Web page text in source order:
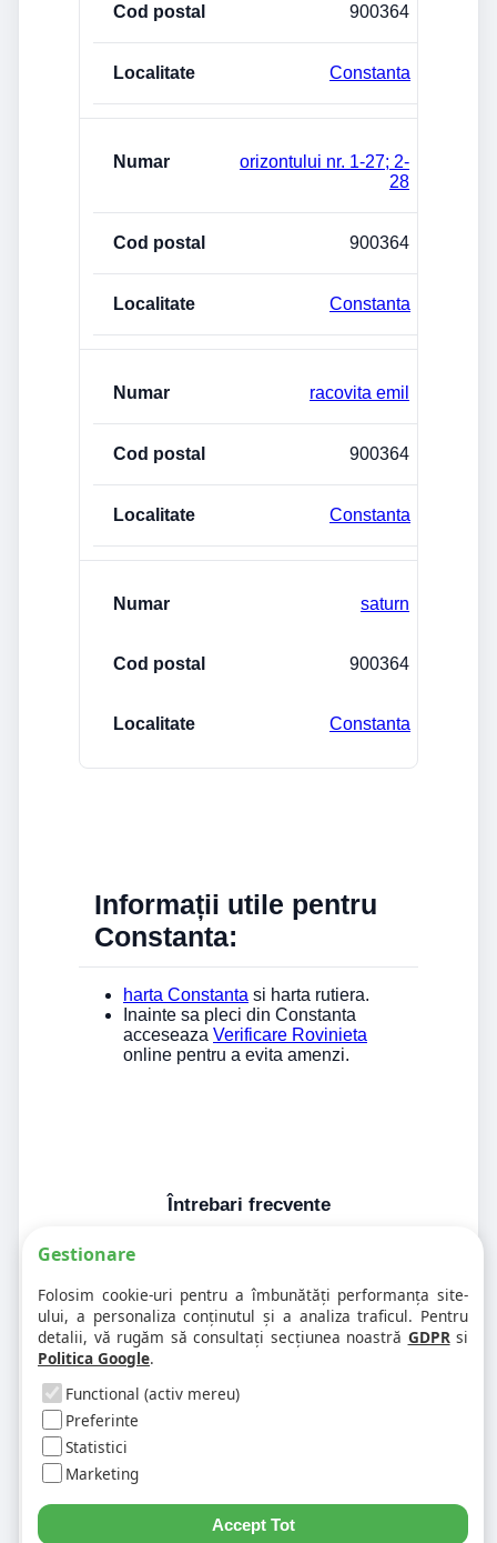
900364
Constanta
orizontului nr. 1-27; 2-
28
900364
Constanta
racovita emil
900364
Constanta
saturn
900364
Constanta
Informații utile pentru
Constanta:
harta Constanta si harta rutiera.
Inainte sa pleci din Constanta
acceseaza Verificare Rovinieta
online pentru a evita amenzi.
Întrebari frecvente
funcție de numar?
2. Pot exista mai multe coduri postale
pe aceeasi strada?
3. Cum gasesc rapid codul postal
pentru alta strada sau alt oras?
Gestionare
Folosim cookie-uri pentru a îmbunătăți performanța site-
ului, a personaliza conținutul și a analiza traficul. Pentru
detalii, vă rugăm să consultați secțiunea noastră GDPRsi
Politica Google.
Functional (activ mereu)
Preferinte
Statistici
Marketing
Accept Tot